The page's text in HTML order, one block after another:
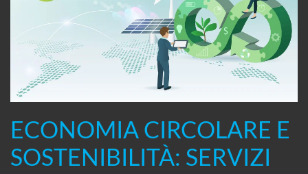
ECONOMIA CIRCOLARE E
SOSTENIBILITÀ: SERVIZI